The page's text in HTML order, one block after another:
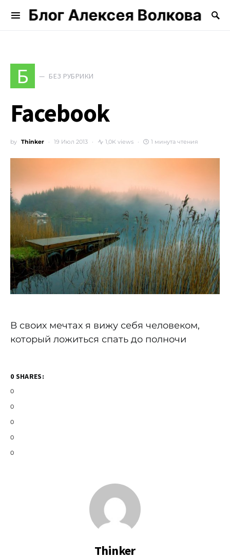
Блог Алексея Волкова
Search for:
Б БЕЗ РУБРИКИ
Facebook
by Thinker 19 Июл 2013 1,0K views 1 минута чтения
В своих мечтах я вижу себя человеком,
который ложиться спать до полночи
0 SHARES:
0
0
0
0
0
Thinker